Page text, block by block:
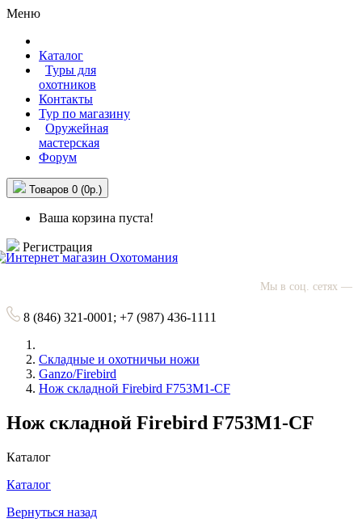
Меню
Каталог
Туры для
охотников
Контакты
Тур по магазину
Оружейная
мастерская
Форум
Товаров 0 (0р.)
Ваша корзина пуста!
Регистрация
Мы в соц. сетях —
8 (846) 321-0001; +7 (987) 436-1111
Складные и охотничьи ножи
Ganzo/Firebird
Нож складной Firebird F753M1-CF
Нож складной Firebird F753M1-CF
Каталог
Каталог
Вернуться назад